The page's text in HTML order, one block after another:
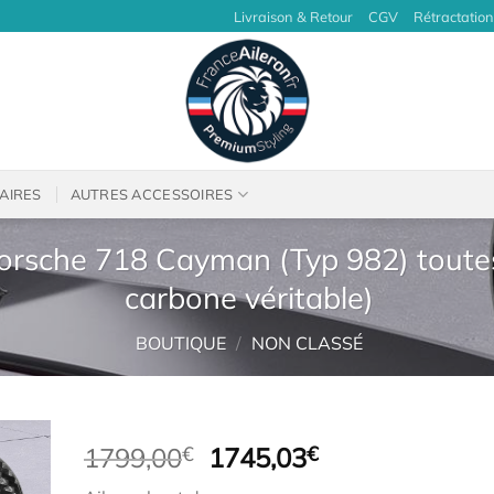
Livraison & Retour CGV Rétractation
AUTRES ACCESSOIRES
718 Cayman (Typ 982)
carbone véritable)
BOUTIQUE / NON CLASSÉ
1799,00€
Le
1745,03€Le